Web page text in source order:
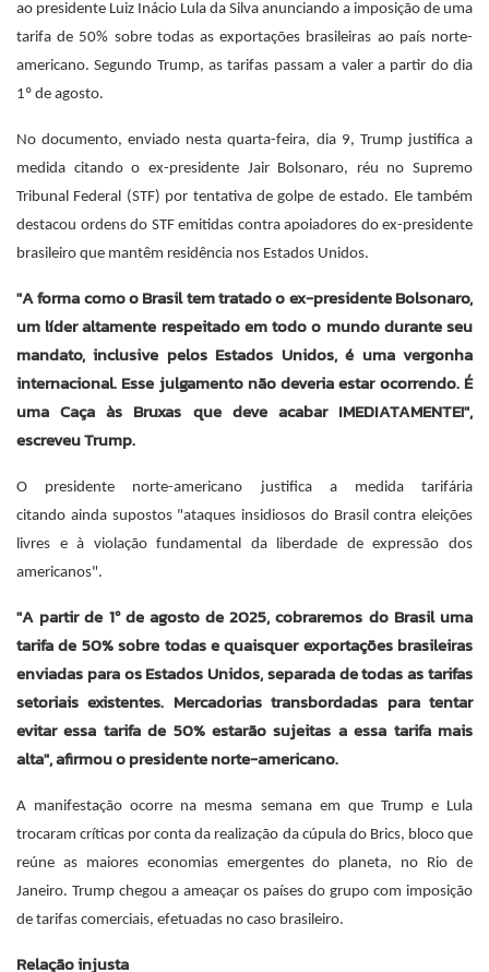
ao presidente Luiz Inácio Lula da Silva anunciando a imposição de uma
tarifa de 50% sobre todas as exportações brasileiras ao país norte-
americano. Segundo Trump, as tarifas passam a valer a partir do dia
1º de agosto.
No documento, enviado nesta quarta-feira, dia 9, Trump justifica a
medida citando o ex-presidente Jair Bolsonaro, réu no Supremo
Tribunal Federal (STF) por tentativa de golpe de estado. Ele também
destacou ordens do STF emitidas contra apoiadores do ex-presidente
brasileiro que mantêm residência nos Estados Unidos.
"A forma como o Brasil tem tratado o ex-presidente Bolsonaro,
um líder altamente respeitado em todo o mundo durante seu
mandato, inclusive pelos Estados Unidos, é uma vergonha
internacional. Esse julgamento não deveria estar ocorrendo. É
uma Caça às Bruxas que deve acabar IMEDIATAMENTE!",
escreveu Trump.
O presidente norte-americano justifica a medida tarifária
citando ainda supostos "ataques insidiosos do Brasil contra eleições
livres e à violação fundamental da liberdade de expressão dos
americanos".
"A partir de 1º de agosto de 2025, cobraremos do Brasil uma
tarifa de 50% sobre todas e quaisquer exportações brasileiras
enviadas para os Estados Unidos, separada de todas as tarifas
setoriais existentes. Mercadorias transbordadas para tentar
evitar essa tarifa de 50% estarão sujeitas a essa tarifa mais
alta", afirmou o presidente norte-americano.
A manifestação ocorre na mesma semana em que Trump e Lula
trocaram críticas por conta da realização da cúpula do Brics, bloco que
reúne as maiores economias emergentes do planeta, no Rio de
Janeiro. Trump chegou a ameaçar os países do grupo com imposição
de tarifas comerciais, efetuadas no caso brasileiro.
Relação injusta